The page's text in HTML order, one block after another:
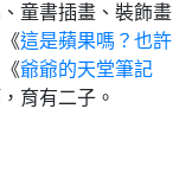
童書插畫、裝飾畫
這是蘋果嗎？也許
爺爺的天堂筆記
育有二子。